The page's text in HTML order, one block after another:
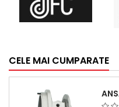
CELE MAI CUMPARATE